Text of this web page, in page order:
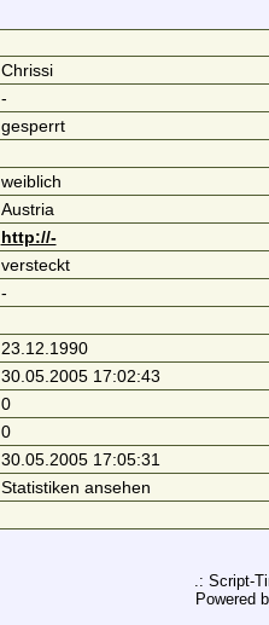
Chrissi
-
gesperrt
weiblich
Austria
http://-
versteckt
-
23.12.1990
30.05.2005 17:02:43
0
0
30.05.2005 17:05:31
Statistiken ansehen
.: Script-
Powered